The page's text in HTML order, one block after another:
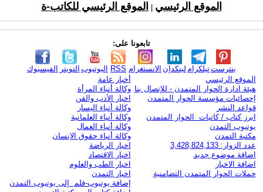
الموقع الرئيسي الموقع الرئيسي للكاتب-ة
تابعونا على:
الفيسبوك التويتر اليوتيوب RSS الانستغرام لينكدإن تيلكرامبنترست
الموقع الرئيسي
هيئة ادارة الحوار المتمدن - للإتصال بنا
إحصائيات مؤسسة الحوار المتمدن
قواعد النشر
ابرز كتاب / كاتبات الحوار المتمدن
يوتيوب التمدن
مكتبة التمدن
عدد الزوار: 3,428,824,133
اضافة موضوع جديد
اضافة الاخبار
حملات الحوار المتمدن التضامنية
أخبار عامة
وكالة أنباء المرأة
اخبار الأدب والفن
وكالة أنباء اليسار
وكالة أنباء العلمانية
وكالة أنباء العمال
وكالة أنباء حقوق الإنسان
اخبار الرياضة
اخبار الاقتصاد
اخبار الطب والعلوم
اخبار التمدن
إضافة يوتيوب-فلم إلى يوتيوب التمدن